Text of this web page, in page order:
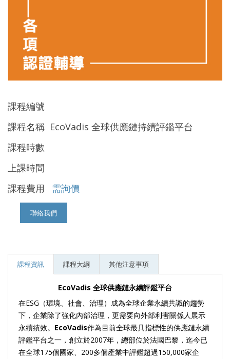
課程編號
課程名稱 EcoVadis 全球供應鏈持續評鑑平台
課程時數
上課時間
課程費用
需詢價
聯絡我們
課程資訊 課程大綱 其他注意事項
EcoVadis 全球供應鏈永續評鑑平台
在ESG（環境、社會、治理）成為全球企業永續共識的趨勢
下，企業除了強化內部治理，更需要向外部利害關係人展示
永續績效。 EcoVadis作為目前全球最具指標性的供應鏈永續
評鑑平台之一，創立於2007年，總部位於法國巴黎，迄今已
在全球175個國家、200多個產業中評鑑超過150,000家企